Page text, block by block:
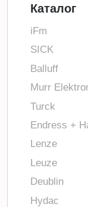
Каталог
iFm
SICK
Balluff
Murr
Turck
Endress +
Lenze
Leuze
Deublin
Hydac